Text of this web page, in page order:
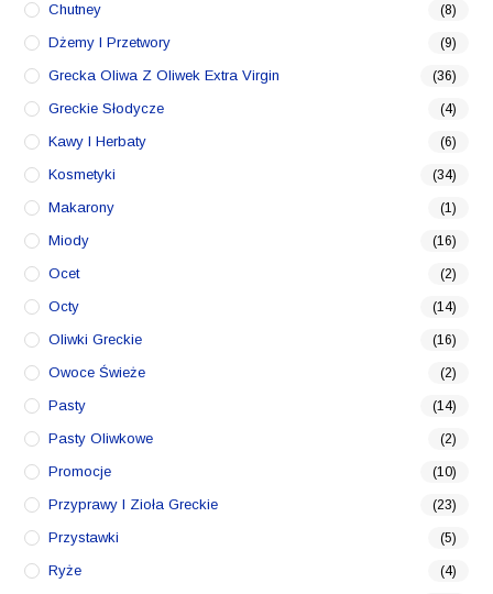
Chutney (8)
Dżemy I Przetwory (9)
Grecka Oliwa Z Oliwek Extra Virgin (36)
Greckie Słodycze (4)
Kawy I Herbaty (6)
Kosmetyki (34)
Makarony (1)
Miody (16)
Ocet (2)
Octy (14)
Oliwki Greckie (16)
Owoce Świeże (2)
Pasty (14)
Pasty Oliwkowe (2)
Promocje (10)
Przyprawy I Zioła Greckie (23)
Przystawki (5)
Ryże (4)